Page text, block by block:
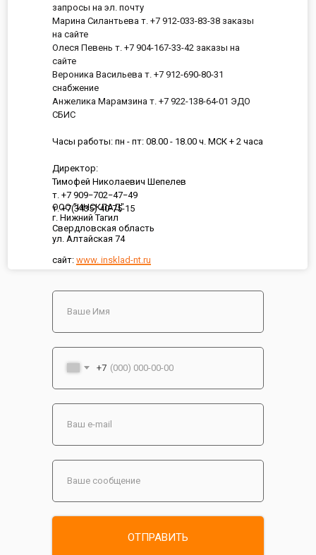
ООО "ИНСКЛАД"
г. Нижний Тагил
Свердловская область
ул. Алтайская 74
сайт: www. insklad-nt.ru
запросы на эл. почту
Марина Силантьева т. +7 912-033-83-38 заказы
на сайте
Олеся Певень т. +7 904-167-33-42 заказы на
сайте
Вероника Васильева т. +7 912-690-80-31
снабжение
Анжелика Марамзина т. +7 922-138-64-01 ЭДО
СБИС
Часы работы: пн - пт: 08.00 - 18.00 ч. МСК + 2 часа
Директор:
Тимофей Николаевич Шепелев
т. +7 909−702−47−49
т. +7(3435) 40-75-15
+7
ОТПРАВИТЬ